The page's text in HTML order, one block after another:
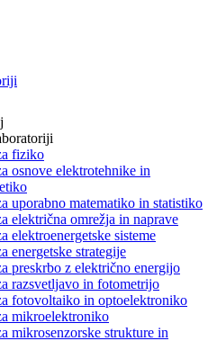
fiziko
osnove elektrotehnike in
uporabno matematiko in statistiko
električna omrežja in naprave
elektroenergetske sisteme
energetske strategije
preskrbo z električno energijo
razsvetljavo in fotometrijo
fotovoltaiko in optoelektroniko
mikroelektroniko
mikrosenzorske strukture in